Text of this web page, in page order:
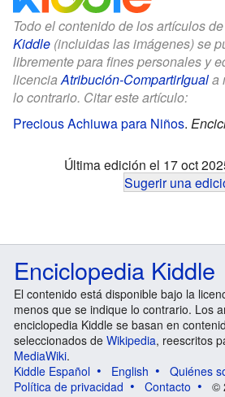
Todo el contenido de los artículos
Kiddle (incluidas las imágenes) se
libremente para fines personales y
licenciaAtribución-CompartirIguala
lo contrario. Citar este artículo:
Precious Achiuwa para Niños.
Última edición el 17 oct
Sugerir una
Enciclopedia Kiddle
El contenido está disponible bajo la
menos que se indique lo contrario. Los
enciclopedia Kiddle se basan en
seleccionados de Wikipedia, reescritos
MediaWiki.
Kiddle Español
English
Quiénes
Política de privacidad
Contacto ©